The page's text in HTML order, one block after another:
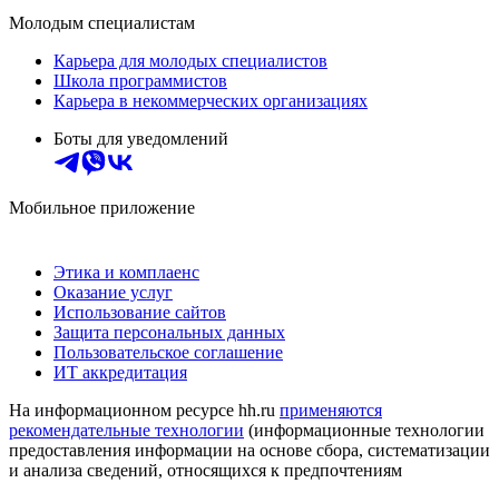
Молодым специалистам
Карьера для молодых специалистов
Школа программистов
Карьера в некоммерческих организациях
Боты для уведомлений
Мобильное приложение
Этика и комплаенс
Оказание услуг
Использование сайтов
Защита персональных данных
Пользовательское соглашение
ИТ аккредитация
На информационном ресурсе hh.ru применяются
рекомендательные технологии (информационные технологии
предоставления информации на основе сбора, систематизации
и анализа сведений, относящихся к предпочтениям